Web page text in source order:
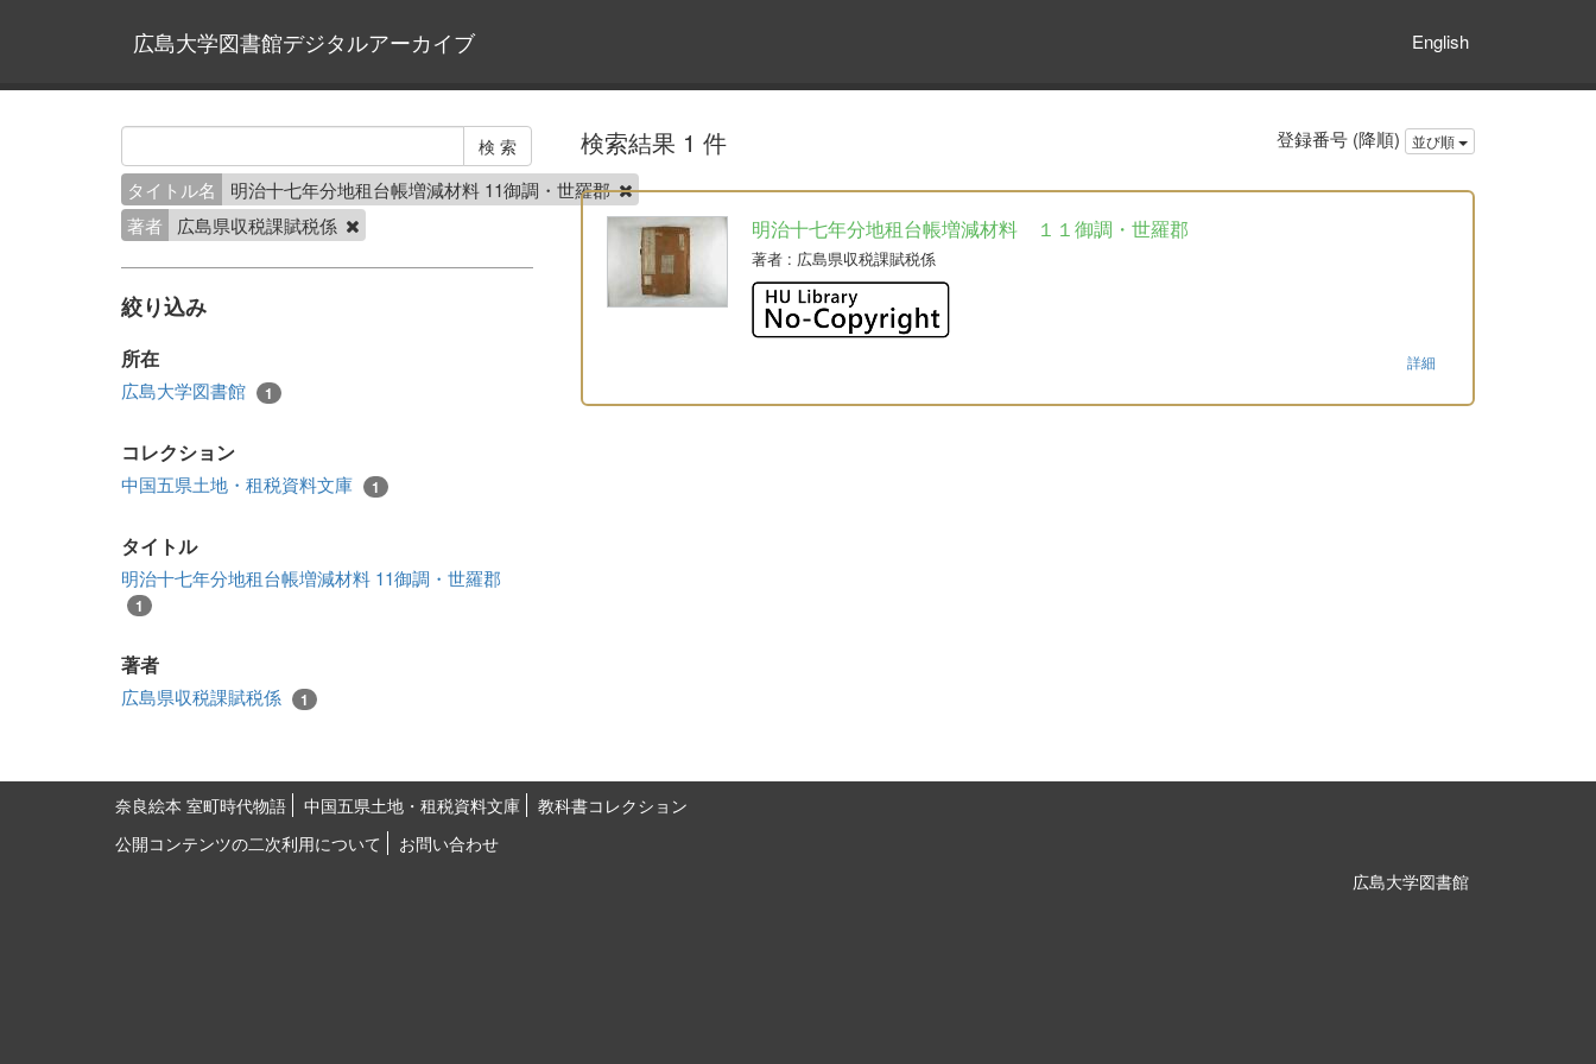
広島大学図書館デジタルアーカイブ English
タイトル名
明治十七年分地租台帳増減材料 11御調・世羅郡
著者
広島県収税課賦税係
絞り込み
所在
広島大学図書館 1
コレクション
中国五県土地・租税資料文庫 1
タイトル
明治十七年分地租台帳増減材料 11御調・世羅郡
1
著者
広島県収税課賦税係 1
検索結果 1 件 登録番号 (降順) 並び順
明治十七年分地租台帳増減材料 １１御調・世羅郡
著者: 広島県収税課賦税係
詳細
奈良絵本 室町時代物語 中国五県土地・租税資料文庫
教科書コレクション
公開コンテンツの二次利用について
お問い合わせ
広島大学図書館